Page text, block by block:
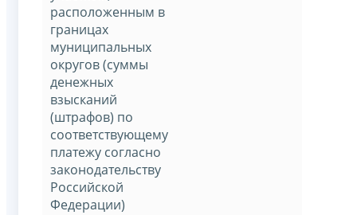
расположенным в
границах
муниципальных
округов (суммы
денежных
взысканий
(штрафов) по
соответствующему
платежу согласно
законодательству
Российской
Федерации)